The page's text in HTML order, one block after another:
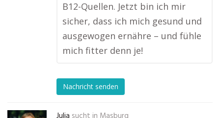
B12-Quellen. Jetzt bin ich mir
sicher, dass ich mich gesund und
ausgewogen ernähre – und fühle
mich fitter denn je!
Nachricht senden